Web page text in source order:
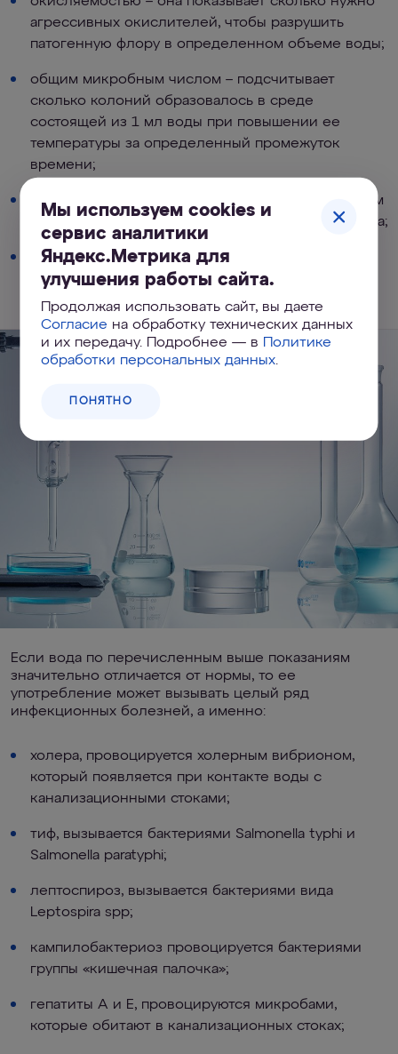
агрессивных окислителей, чтобы разрушить
патогенную флору в определенном объеме воды;
общим микробным числом – подсчитывает
сколько колоний образовалось в среде
состоящей из 1 мл воды при повышении ее
температуры за определенный промежуток
времени;
коли-титром – подсчитывает в каком наименьшем
объеме воды содержится одна кишечная палочка;
коли-индексом – подсчитывает общее
количество палочек на один литр.
Если вода по перечисленным выше показаниям
значительно отличается от нормы, то ее
употребление может вызывать целый ряд
инфекционных болезней, а именно:
холера, провоцируется холерным вибрионом,
который появляется при контакте воды с
канализационными стоками;
тиф, вызывается бактериями Salmonella typhi и
Salmonella paratyphi;
лептоспироз, вызывается бактериями вида
Leptospira spp;
кампилобактериоз провоцируется бактериями
группы «кишечная палочка»;
гепатиты А и Е, провоцируются микробами,
которые обитают в канализационных стоках;
Мы используем cookies и
сервис аналитики
Яндекс.Метрика для
улучшения работы сайта.
Продолжая использовать сайт, вы даете
Согласие на обработку технических данных
и их передачу. Подробнее — в
Политике
обработки персональных данных.
ПОНЯТНО